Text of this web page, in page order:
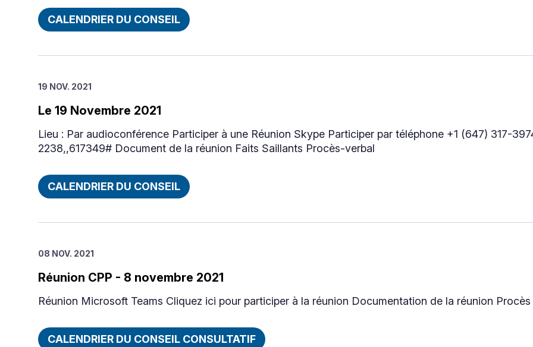
CALENDRIER DU CONSEIL
19 NOV. 2021
Le 19 Novembre 2021
Lieu : Par audioconférence Participer à une Réunion Skype Participer par téléphone +1 (647) 317-
2238,,617349# Document de la réunion Faits Saillants Procès-verbal
CALENDRIER DU CONSEIL
08 NOV. 2021
Réunion CPP - 8 novembre 2021
Réunion Microsoft Teams Cliquez ici pour participer à la réunion Documentation de la réunion Procès
CALENDRIER DU CONSEIL CONSULTATIF